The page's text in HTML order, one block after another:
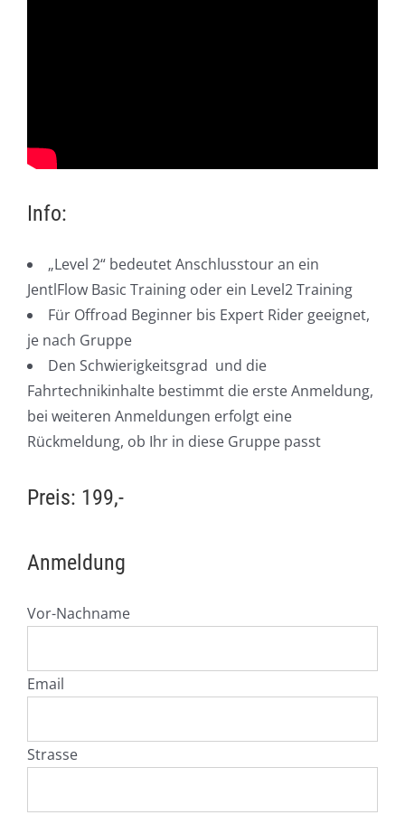
Info:
„Level 2“ bedeutet Anschlusstour an ein
JentlFlow Basic Training oder ein Level2 Training
Für Offroad Beginner bis Expert Rider geeignet,
je nach Gruppe
Den Schwierigkeitsgrad und die
Fahrtechnikinhalte bestimmt die erste Anmeldung,
bei weiteren Anmeldungen erfolgt eine
Rückmeldung, ob Ihr in diese Gruppe passt
Preis: 199,-
Anmeldung
Vor-Nachname
Email
Strasse